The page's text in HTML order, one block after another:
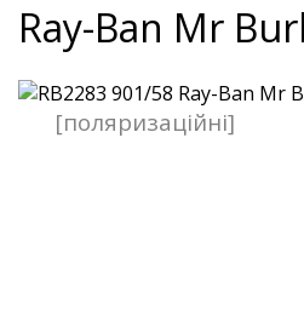
Ray-Ban Mr
[поляризаційні]